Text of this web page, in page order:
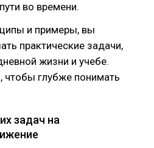
во времени.
и примеры, вы
практические задачи,
жизни и учебе.
чтобы глубже понимать
задач на